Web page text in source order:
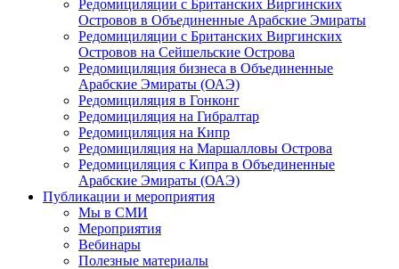
Редомициляции с Британских Виргинских
Островов в Объединенные Арабские Эмираты
Редомициляции с Британских Виргинских
Островов на Сейшельские Острова
Редомициляция бизнеса в Объединенные
Арабские Эмираты (ОАЭ)
Редомициляция в Гонконг
Редомициляция на Гибралтар
Редомициляция на Кипр
Редомициляция на Маршалловы Острова
Редомициляция с Кипра в Объединенные
Арабские Эмираты (ОАЭ)
Публикации и мероприятия
Мы в СМИ
Мероприятия
Вебинары
Полезные материалы